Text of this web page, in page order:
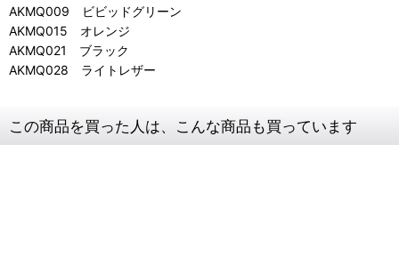
AKMQ009 ビビッドグリーン
AKMQ015 オレンジ
AKMQ021 ブラック
AKMQ028 ライトレザー
この商品を買った人は、こんな商品も買っています